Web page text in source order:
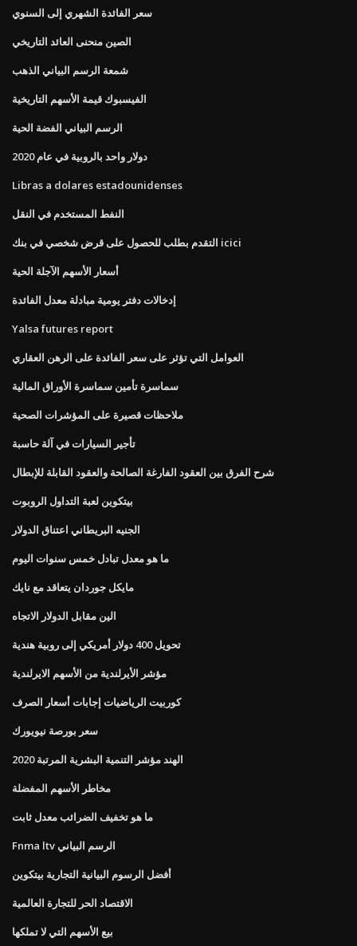
سعر الفائدة الشهري إلى السنوي
الصين منحنى العائد التاريخي
شمعة الرسم البياني الذهب
الفيسبوك قيمة الأسهم التاريخية
الرسم البياني الفضة الحية
دولار واحد بالروبية في عام 2020
Libras a dolares estadounidenses
النفط المستخدم في النقل
التقدم بطلب للحصول على قرض شخصي في بنك icici
أسعار الأسهم الآجلة الحية
إدخالات دفتر يومية مبادلة معدل الفائدة
Yalsa futures report
العوامل التي تؤثر على سعر الفائدة على الرهن العقاري
سماسرة تأمين سماسرة الأوراق المالية
ملاحظات قصيرة على المؤشرات الصحية
تأجير السيارات في آلة حاسبة
شرح الفرق بين العقود الفارغة الصالحة والعقود القابلة للإبطال
بيتكوين لعبة التداول الروبوت
الجنيه البريطاني اعتناق الدولار
ما هو معدل تبادل خمس سنوات اليوم
مايكل جوردان يتعاقد مع نايك
الين مقابل الدولار الاتجاه
تحويل 400 دولار أمريكي إلى روبية هندية
مؤشر الأيرلندية من الأسهم الايرلندية
كوربيت الرياضيات إجابات أسعار الصرف
سعر بورصة نيويورك
الهند مؤشر التنمية البشرية المرتبة 2020
مخاطر الأسهم المفضلة
ما هو تخفيف الضرائب معدل ثابت
Fnma ltv الرسم البياني
أفضل الرسوم البيانية التجارية بيتكوين
الاقتصاد الحر للتجارة العالمية
بيع الأسهم التي لا تملكها